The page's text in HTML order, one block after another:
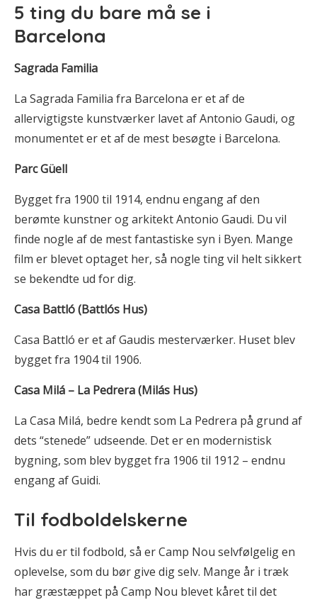
5 ting du bare må se i
Barcelona
Sagrada Familia
La Sagrada Familia fra Barcelona er et af de
allervigtigste kunstværker lavet af Antonio Gaudi, og
monumentet er et af de mest besøgte i Barcelona.
Parc Güell
Bygget fra 1900 til 1914, endnu engang af den
berømte kunstner og arkitekt Antonio Gaudi. Du vil
finde nogle af de mest fantastiske syn i Byen. Mange
film er blevet optaget her, så nogle ting vil helt sikkert
se bekendte ud for dig.
Casa Battló (Battlós Hus)
Casa Battló er et af Gaudis mesterværker. Huset blev
bygget fra 1904 til 1906.
Casa Milá – La Pedrera (Milás Hus)
La Casa Milá, bedre kendt som La Pedrera på grund af
dets “stenede” udseende. Det er en modernistisk
bygning, som blev bygget fra 1906 til 1912 – endnu
engang af Guidi.
Til fodboldelskerne
Hvis du er til fodbold, så er Camp Nou selvfølgelig en
oplevelse, som du bør give dig selv. Mange år i træk
har græstæppet på Camp Nou blevet kåret til det